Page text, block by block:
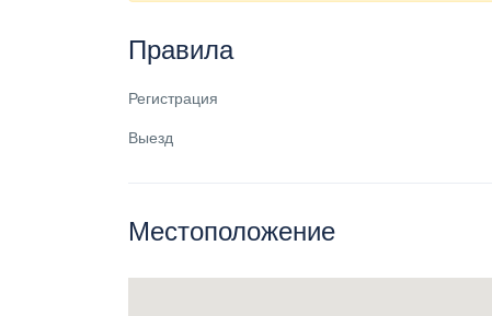
Правила
Регистрация
Выезд
Местоположение